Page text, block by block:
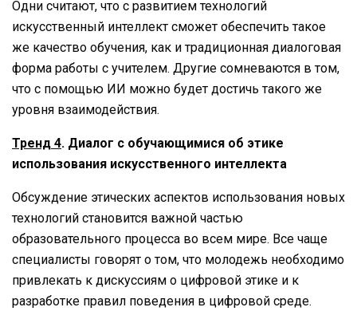
Одни считают, что с развитием технологий
искусственный интеллект сможет обеспечить такое
же качество обучения, как и традиционная диалоговая
форма работы с учителем. Другие сомневаются в том,
что с помощью ИИ можно будет достичь такого же
уровня взаимодействия.
Тренд 4. Диалог с обучающимися об этике
использования искусственного интеллекта
Обсуждение этических аспектов использования новых
технологий становится важной частью
образовательного процесса во всем мире. Все чаще
специалисты говорят о том, что молодежь необходимо
привлекать к дискуссиям о цифровой этике и к
разработке правил поведения в цифровой среде.